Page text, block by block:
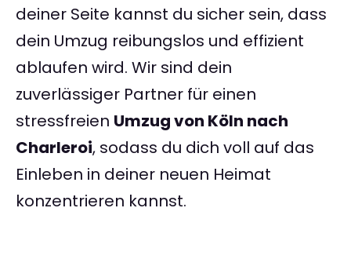
deiner Seite kannst du sicher sein, dass
dein Umzug reibungslos und effizient
ablaufen wird. Wir sind dein
zuverlässiger Partner für einen
stressfreien Umzug von Köln nach
Charleroi, sodass du dich voll auf das
Einleben in deiner neuen Heimat
konzentrieren kannst.